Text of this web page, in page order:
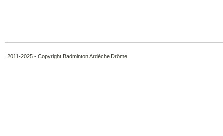
2011-2025 - Copyright Badminton Ardèche Drôme